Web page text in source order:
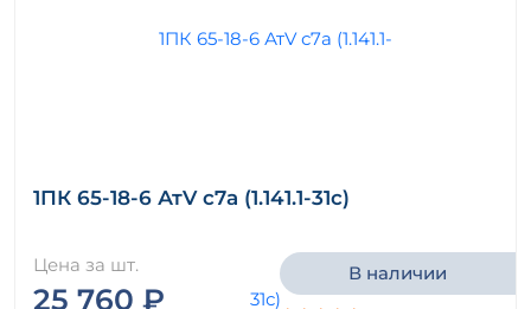
1ПК 65-18-6 АтV с7а (1.141.1-31с)
Цена за шт.
25 760 ₽
В наличии